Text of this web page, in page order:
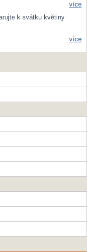
více
k svátku květiny
více